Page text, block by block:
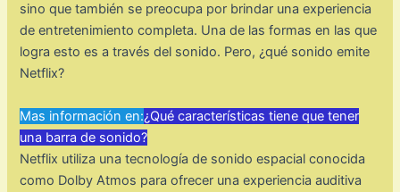
sino que también se preocupa por brindar una experiencia
de entretenimiento completa. Una de las formas en las que
logra esto es a través del sonido. Pero, ¿qué sonido emite
Netflix?
Mas información en:¿Qué características tiene que tener
una barra de sonido?
Netflix utiliza una tecnología de sonido espacial conocida
como Dolby Atmos para ofrecer una experiencia auditiva